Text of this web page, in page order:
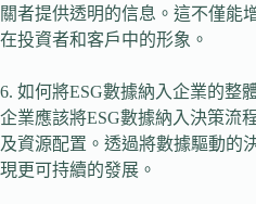
關者提供透明的信息。這不僅能
在投資者和客戶中的形象。
6. 如何將ESG數據納入企業的整
企業應該將ESG數據納入決策流
及資源配置。透過將數據驅動的
現更可持續的發展。